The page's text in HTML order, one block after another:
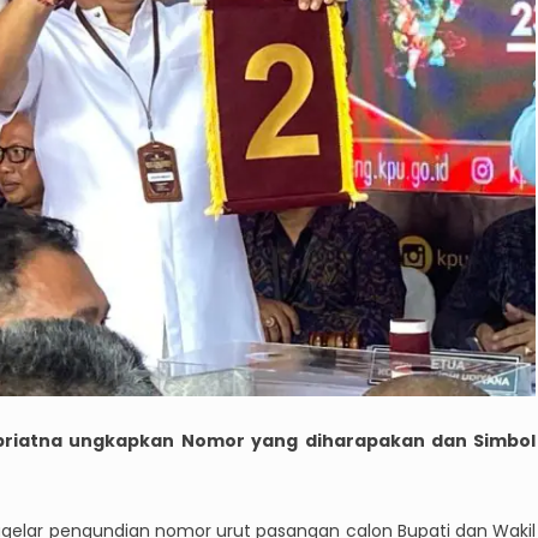
ungkapkan Nomor yang diharapakan dan Simbol
pengundian nomor urut pasangan calon Bupati dan Wakil